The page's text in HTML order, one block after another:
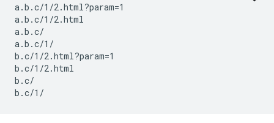
a.b.c/1/2.html?param=1
a.b.c/1/2.html
a.b.c/
a.b.c/1/
b.c/1/2.html?param=1
b.c/1/2.html
b.c/
b.c/1/